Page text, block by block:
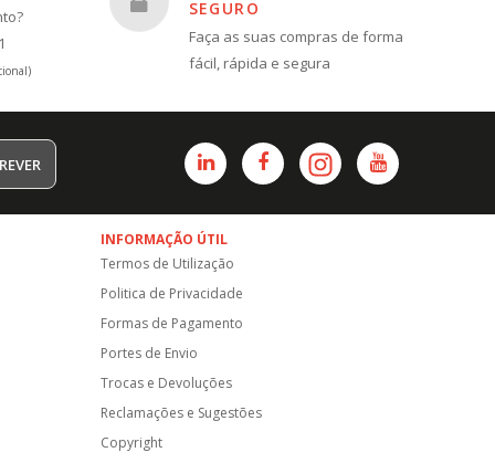
SEGURO
Faça as suas compras de forma
fácil, rápida e segura
INFORMAÇÃO ÚTIL
Termos de Utilização
Politica de Privacidade
Formas de Pagamento
Portes de Envio
Trocas e Devoluções
Reclamações e Sugestões
Copyright